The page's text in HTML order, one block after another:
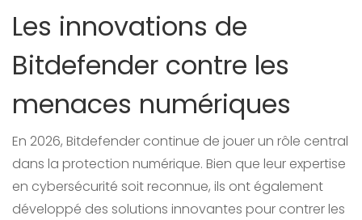
Les innovations de
Bitdefender contre les
menaces numériques
En 2026, Bitdefender continue de jouer un rôle central
dans la protection numérique. Bien que leur expertise
en cybersécurité soit reconnue, ils ont également
développé des solutions innovantes pour contrer les